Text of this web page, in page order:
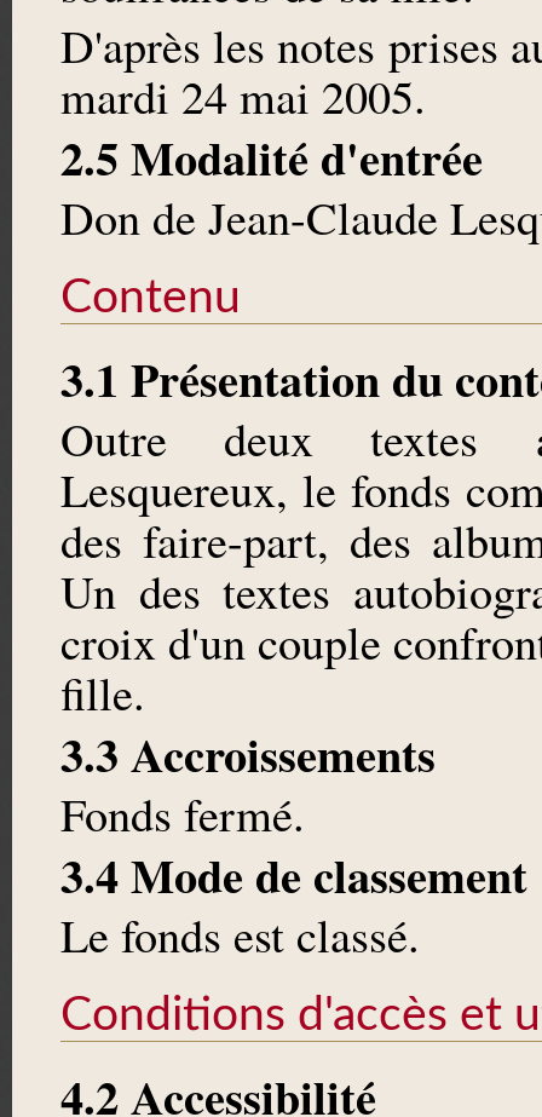
D'après les notes prises
mardi 24 mai 2005.
2.5 Modalité d'entrée
Don de Jean-Claude
Contenu
3.1 Présentation du
Outre deux textes
Lesquereux, le fonds
des faire-part, des
Un des textes
croix d'un couple
fille.
3.3 Accroissements
Fonds fermé.
3.4 Mode de classement
Le fonds est classé.
Conditions d'accès et
4.2 Accessibilité